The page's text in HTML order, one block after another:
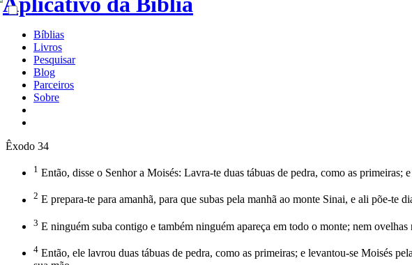
Bíblias
Livros
Pesquisar
Blog
Parceiros
Sobre
Êxodo 34
1 Então, disse o Senhor a Moisés: Lavra-te duas tábuas de pedra, como as primeiras;
2 E prepara-te para amanhã, para que subas pela manhã ao monte Sinai, e ali põe-te
3 E ninguém suba contigo e também ninguém apareça em todo o monte; nem
4 Então, ele lavrou duas tábuas de pedra, como as primeiras; e levantou-se Moisés